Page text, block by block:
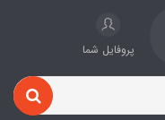
پروفایل شما